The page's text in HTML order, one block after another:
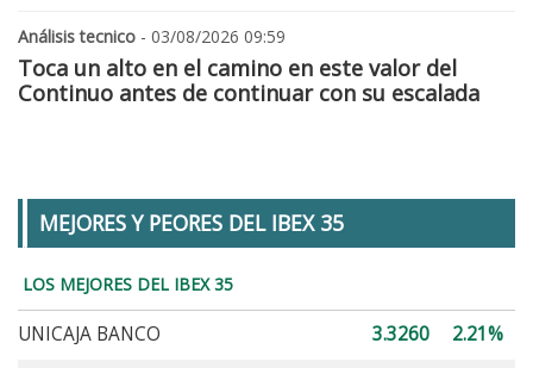
Análisis tecnico - 03/08/2026 09:59
Toca un alto en el camino en este valor del
Continuo antes de continuar con su escalada
MEJORES Y PEORES DEL IBEX 35
LOS MEJORES DEL IBEX 35
UNICAJA BANCO 3.3260
2.21%